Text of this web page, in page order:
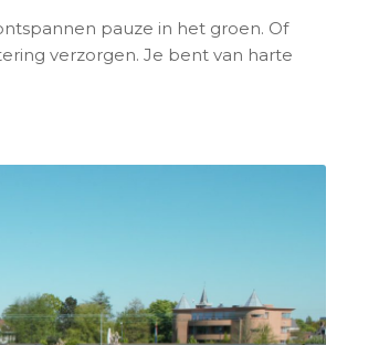
pauze in het groen. Of
verzorgen. Je bent van harte